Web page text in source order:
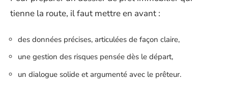
tienne la route, il faut mettre en avant :
des données précises, articulées de façon claire,
une gestion des risques pensée dès le départ,
un dialogue solide et argumenté avec le prêteur.